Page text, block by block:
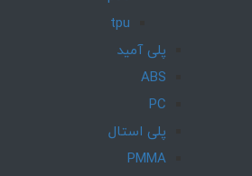
tpu
پلی آمید
ABS
PC
پلی استال
PMMA